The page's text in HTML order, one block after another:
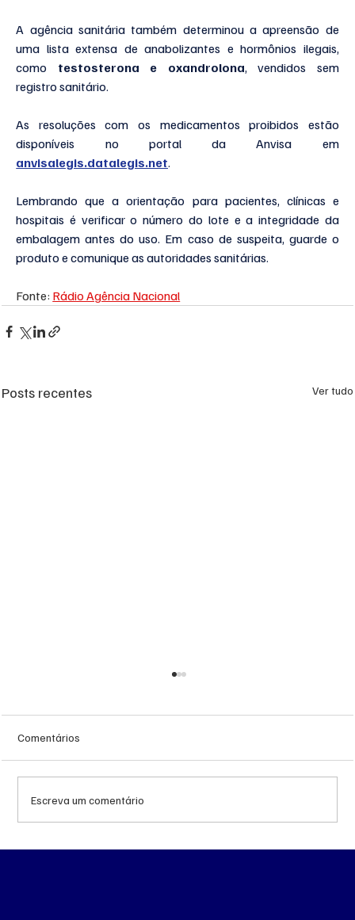
A agência sanitária também determinou a apreensão de
uma lista extensa de anabolizantes e hormônios ilegais,
como testosterona e oxandrolona, vendidos sem
registro sanitário.
As resoluções com os medicamentos proibidos estão
disponíveis no portal da Anvisa em
anvisalegis.datalegis.net.
Lembrando que a orientação para pacientes, clínicas e
hospitais é verificar o número do lote e a integridade da
embalagem antes do uso. Em caso de suspeita, guarde o
produto e comunique as autoridades sanitárias.
Fonte: Rádio Agência Nacional
Posts recentes Ver tudo
Comentários
Escreva um comentário